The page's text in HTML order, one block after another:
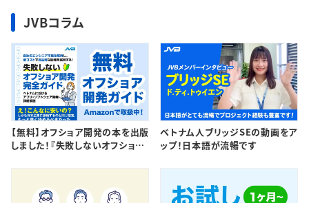
JVBコラム
【無料】オフショア開発の本を出版
しました！『失敗しないオフショア
るアプリ・ソフトウェア開発 詳細
ベトナム人ブリッジSEの動画をア
ップ！日本語が流暢です